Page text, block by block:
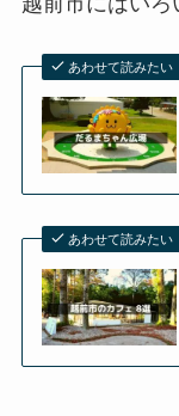
あわせて読みたい
あわせて読みたい